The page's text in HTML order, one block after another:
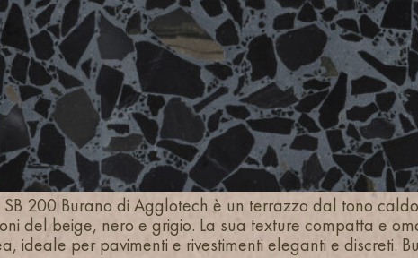
200 Burano di Agglotech è un terrazzo dal tono
del beige, nero e grigio. La sua texture compatta e
ideale per pavimenti e rivestimenti eleganti e discreti.